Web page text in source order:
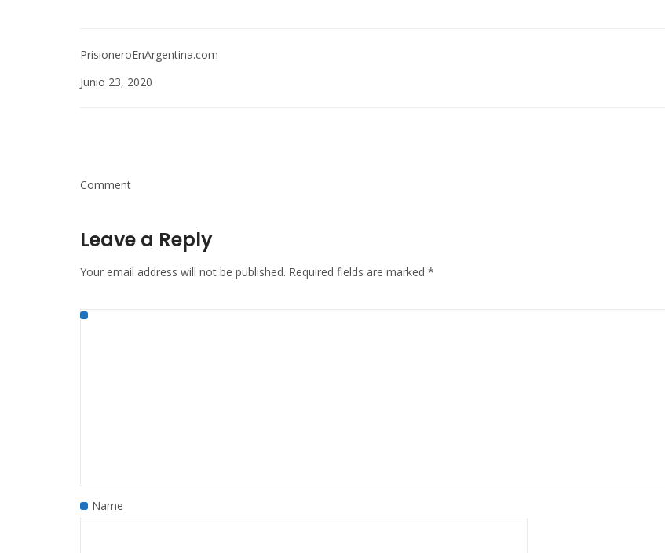
PrisioneroEnArgentina.com
Junio 23, 2020
Comment
Leave a Reply
Your email address will not be published. Required fields are marked *
Name